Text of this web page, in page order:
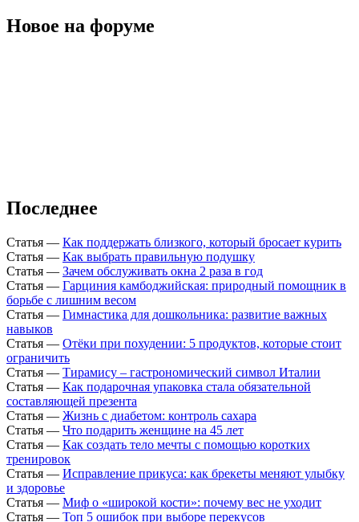
Новое на форуме
Последнее
Статья — Как поддержать близкого, который бросает курить
Статья — Как выбрать правильную подушку
Статья — Зачем обслуживать окна 2 раза в год
Статья — Гарциния камбоджийская: природный помощник в
борьбе с лишним весом
Статья — Гимнастика для дошкольника: развитие важных
навыков
Статья — Отёки при похудении: 5 продуктов, которые стоит
ограничить
Статья — Тирамису – гастрономический символ Италии
Статья — Как подарочная упаковка стала обязательной
составляющей презента
Статья — Жизнь с диабетом: контроль сахара
Статья — Что подарить женщине на 45 лет
Статья — Как создать тело мечты с помощью коротких
тренировок
Статья — Исправление прикуса: как брекеты меняют улыбку
и здоровье
Статья — Миф о «широкой кости»: почему вес не уходит
Статья — Топ 5 ошибок при выборе перекусов